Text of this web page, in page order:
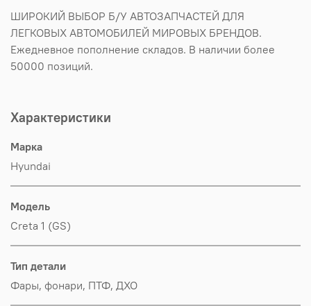
ШИРОКИЙ ВЫБОР Б/У АВТОЗАПЧАСТЕЙ ДЛЯ
ЛЕГКОВЫХ АВТОМОБИЛЕЙ МИРОВЫХ БРЕНДОВ.
Ежедневное пополнение складов. В наличии более
50000 позиций.
Характеристики
Марка
Hyundai
Модель
Creta 1 (GS)
Тип детали
Фары, фонари, ПТФ, ДХО